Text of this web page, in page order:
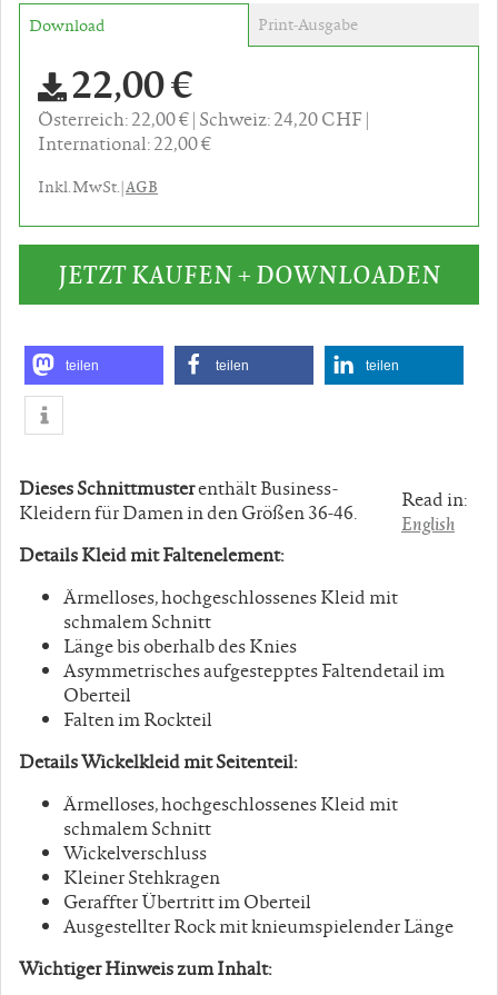
Download Print-Ausgabe
22,00 €
Österreich: 22,00 € Schweiz: 24,20 CHF
International: 22,00 €
Inkl. MwSt. |AGB
JETZT KAUFEN + DOWNLOADEN
teilen teilen teilen
Read in:
English
Dieses Schnittmusterenthält Business-
Kleidern für Damen in den Größen 36-46.
Details Kleid mit Faltenelement:
Ärmelloses, hochgeschlossenes Kleid mit
schmalem Schnitt
Länge bis oberhalb des Knies
Asymmetrisches aufgestepptes Faltendetail im
Oberteil
Falten im Rockteil
Details Wickelkleid mit Seitenteil:
Ärmelloses, hochgeschlossenes Kleid mit
schmalem Schnitt
Wickelverschluss
Kleiner Stehkragen
Geraffter Übertritt im Oberteil
Ausgestellter Rock mit knieumspielender Länge
Wichtiger Hinweis zum Inhalt: